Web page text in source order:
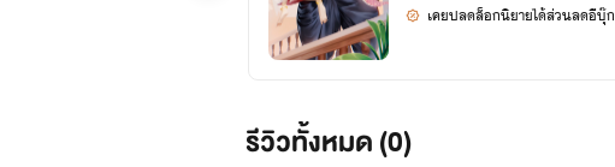
เคยปลดล็อกนิยายได้ส่วนลดอีบุ๊ก
รีวิวทั้งหมด (0)